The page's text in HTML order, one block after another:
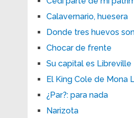
Calavernario, huesera
Donde tres huevos
Chocar de frente
Su capital es Libreville
El King Cole de Mona
¿Par?: para nada
Narizota